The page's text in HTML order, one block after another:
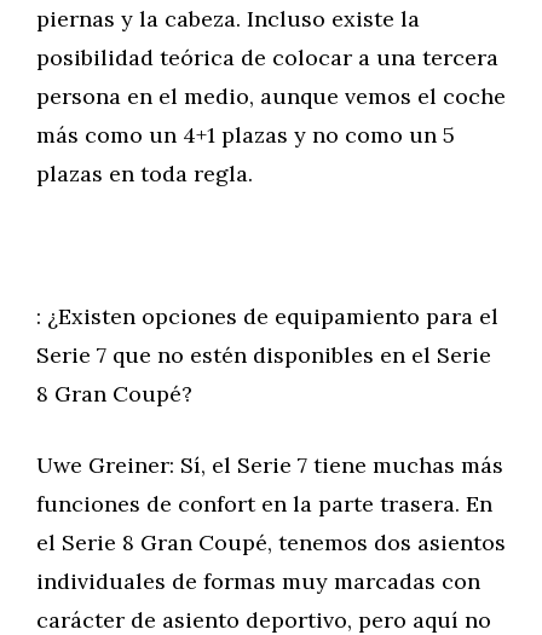
piernas y la cabeza. Incluso existe la
posibilidad teórica de colocar a una tercera
persona en el medio, aunque vemos el coche
más como un 4+1 plazas y no como un 5
plazas en toda regla.
: ¿Existen opciones de equipamiento para el
Serie 7 que no estén disponibles en el Serie
8 Gran Coupé?
Uwe Greiner: Sí, el Serie 7 tiene muchas más
funciones de confort en la parte trasera. En
el Serie 8 Gran Coupé, tenemos dos asientos
individuales de formas muy marcadas con
carácter de asiento deportivo, pero aquí no